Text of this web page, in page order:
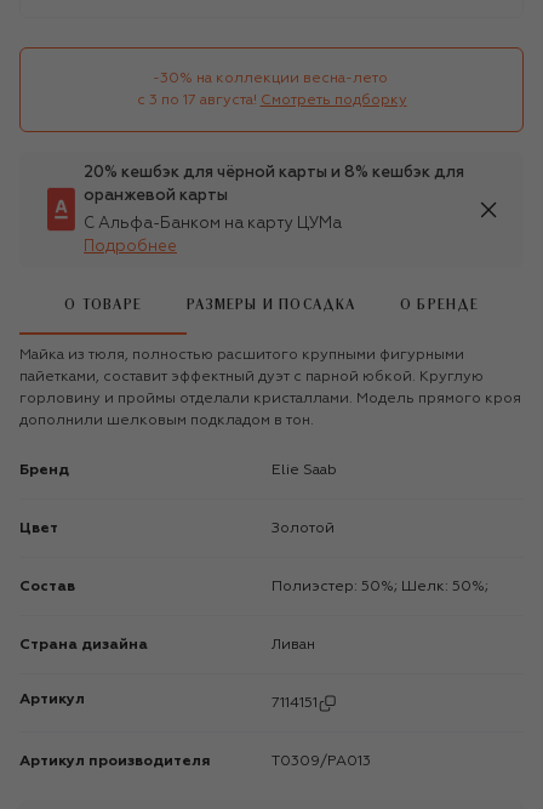
-30% на коллекции весна-лето
с 3 по 17 августа! Смотреть подборку
20% кешбэк для чёрной карты и 8% кешбэк для
оранжевой карты
С Альфа-Банком на карту ЦУМа
Подробнее
О ТОВАРЕ РАЗМЕРЫ И ПОСАДКА О БРЕНДЕ
Майка из тюля, полностью расшитого крупными фигурными
пайетками, составит эффектный дуэт с парной юбкой. Круглую
горловину и проймы отделали кристаллами. Модель прямого кроя
дополнили шелковым подкладом в тон.
Бренд Elie Saab
Цвет Золотой
Состав Полиэстер: 50%; Шелк: 50%;
Страна дизайна Ливан
Артикул 7114151
Артикул производителя T0309/PA013